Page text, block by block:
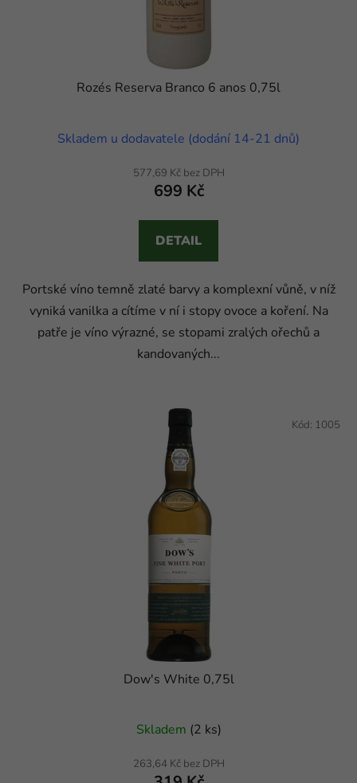
Rozés Reserva Branco 6 anos 0,75l
Skladem u dodavatele (dodání 14-21 dnů)
577,69 Kč bez DPH
699 Kč
DETAIL
Portské víno temně zlaté barvy a komplexní vůně, v níž
vyniká vanilka a cítíme v ní i stopy ovoce a koření. Na
patře je víno výrazné, se stopami zralých ořechů a
kandovaných...
Dow's White 0,75l
Skladem (2 ks)
263,64 Kč bez DPH
Kód: 1005